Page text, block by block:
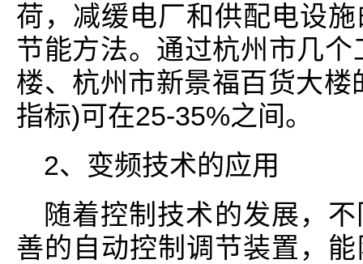
荷，减缓电厂和供配电设
节能方法。通过杭州市几
楼、杭州市新景福百货大
指标)可在25-35%之间。
2、变频技术的应用
随着控制技术的发展，
善的自动控制调节装置，